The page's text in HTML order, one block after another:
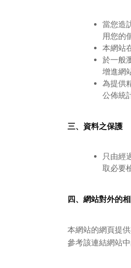
當您造
用您的
本網站
於一般
增進網
為提供
公佈統
三、資料之保護
只由經
取必要
四、網站對外的
本網站的網頁提
參考該連結網站